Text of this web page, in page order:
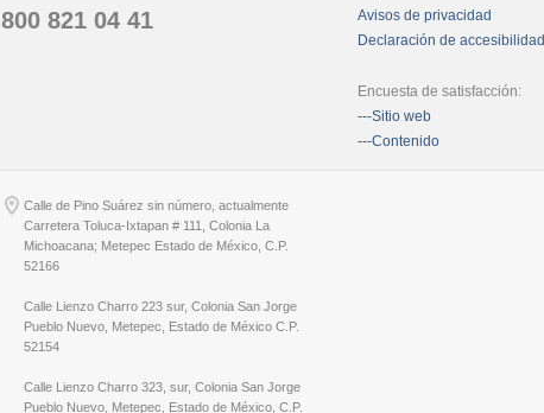
800 821 04 41
Avisos de privacidad
Declaración de accesibilidad
Encuesta de satisfacción:
---Sitio web
---Contenido
Calle de Pino Suárez sin número, actualmente
Carretera Toluca-Ixtapan # 111, Colonia La
Michoacana; Metepec Estado de México, C.P.
52166
Calle Lienzo Charro 223 sur, Colonia San Jorge
Pueblo Nuevo, Metepec, Estado de México C.P.
52154
Calle Lienzo Charro 323, sur, Colonia San Jorge
Pueblo Nuevo, Metepec, Estado de México, C.P.